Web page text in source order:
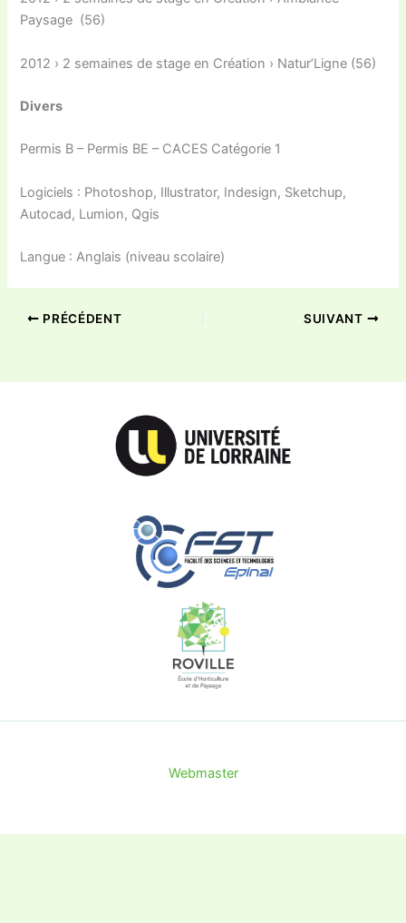
Paysage (56)
2012 › 2 semaines de stage en Création › Natur’Ligne (56)
Divers
Permis B – Permis BE – CACES Catégorie 1
Logiciels : Photoshop, Illustrator, Indesign, Sketchup,
Autocad, Lumion, Qgis
Langue : Anglais (niveau scolaire)
PRÉCÉDENT SUIVANT
Webmaster